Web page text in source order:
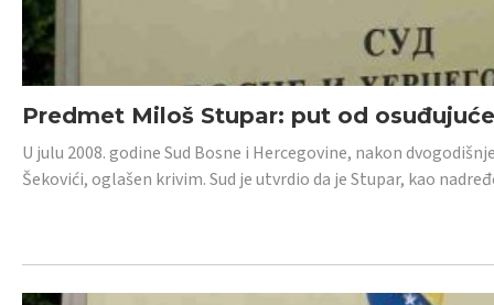
Predmet Miloš Stupar: put od
U julu 2008. godine Sud Bosne i Hercegovine, nakon
Šekovići, oglašen krivim. Sud je utvrdio da je Stupar, kao